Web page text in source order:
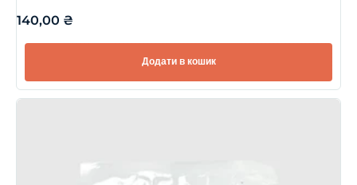
140,00 ₴
Додати в кошик